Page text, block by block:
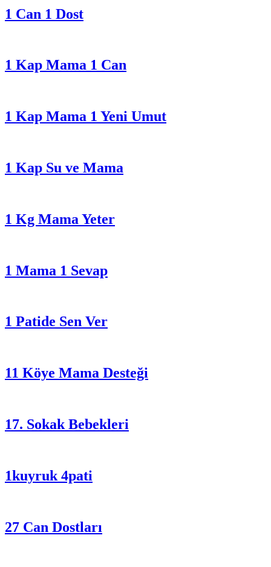
1 Can 1 Dost
1 Kap Mama 1 Can
1 Kap Mama 1 Yeni Umut
1 Kap Su ve Mama
1 Kg Mama Yeter
1 Mama 1 Sevap
1 Patide Sen Ver
11 Köye Mama Desteği
17. Sokak Bebekleri
1kuyruk 4pati
27 Can Dostları